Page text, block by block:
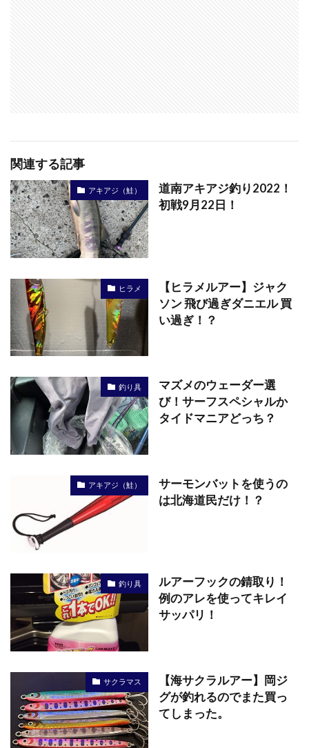
関連する記事
アキアジ（鮭）
道南アキアジ釣り2022！
初戦9月22日！
ヒラメ
【ヒラメルアー】ジャク
ソン 飛び過ぎダニエル 買
い過ぎ！？
釣り具
マズメのウェーダー選
び！サーフスペシャルか
タイドマニアどっち？
アキアジ（鮭）
サーモンバットを使うの
は北海道民だけ！？
釣り具
ルアーフックの錆取り！
例のアレを使ってキレイ
サッパリ！
サクラマス
【海サクラルアー】岡ジ
グが釣れるのでまた買っ
てしまった。